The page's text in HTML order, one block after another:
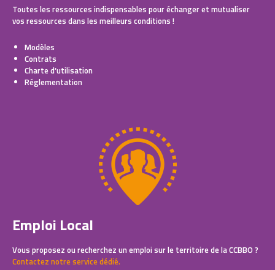
Toutes les ressources indispensables pour échanger et mutualiser
vos ressources dans les meilleurs conditions !
Modèles
Contrats
Charte d’utilisation
Réglementation
Emploi Local
Vous proposez ou recherchez un emploi sur le territoire de la CCBBO ?
Contactez notre service dédié.